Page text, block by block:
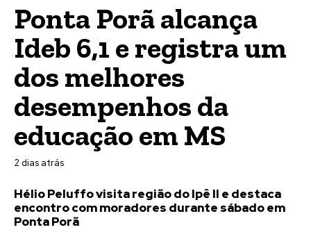
Ponta Porã alcança
Ideb 6,1 e registra um
dos melhores
desempenhos da
educação em MS
2 dias atrás
Hélio Peluffo visita região do Ipê II e destaca
encontro com moradores durante sábado em
Ponta Porã